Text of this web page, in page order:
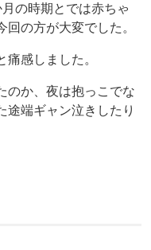
の時期とでは赤ちゃ
の方が大変でした。
感しました。
のか、夜は抱っこでな
途端ギャン泣きしたり